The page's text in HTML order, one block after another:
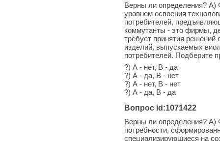
Верны ли определения? А)
уровнем освоения
потребителей,
коммутанты - это фирмы,
требует принятия решений
изделий, выпускаемых
потребителей. Подберите
?) А - нет, В - да
?) А - да, В - нет
?) А - нет, В - нет
?) А - да, В - да
Вопрос id:1071422
Верны ли определения? А)
потребности,
специализирующиеся на